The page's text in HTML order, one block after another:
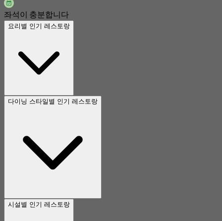
좌석이 충분합니다
요리별 인기 레스토랑
다이닝 스타일별 인기 레스토랑
시설별 인기 레스토랑